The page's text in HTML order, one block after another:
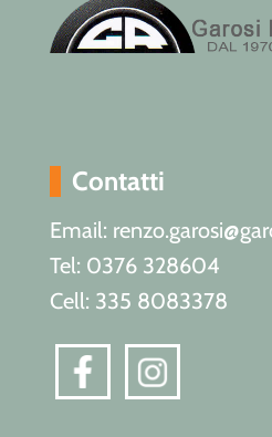
Contatti
Email:
Tel: 0376 328604
Cell: 335 8083378